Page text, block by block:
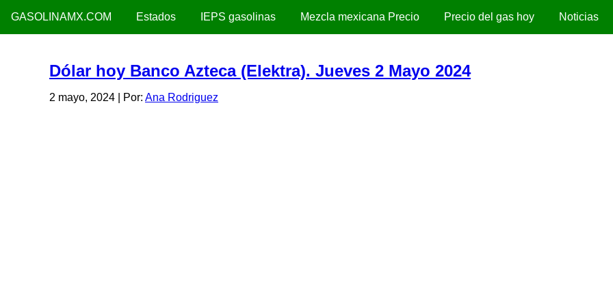
GASOLINAMX.COM Estados IEPS gasolinas Mezcla mexicana Precio Precio del gas hoy Noticias
Dólar hoy Banco Azteca (Elektra). Jueves 2 Mayo 2024
2 mayo, 2024 | Por: Ana Rodriguez